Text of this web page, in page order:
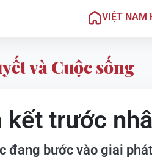
VIỆT NAM
và Cuộc sống
kết trước
đang bước vào giai